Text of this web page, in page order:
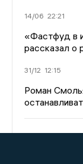
14/06 22:21
«Фастфуд в
рассказал о
31/12 12:15
Роман